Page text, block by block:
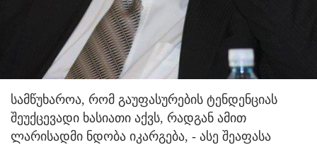
სამწუხაროა, რომ გაუფასურების ტენდენციას
შეუქცევადი ხასიათი აქვს, რადგან ამით
ლარისადმი ნდობა იკარგება, - ასე შეაფასა